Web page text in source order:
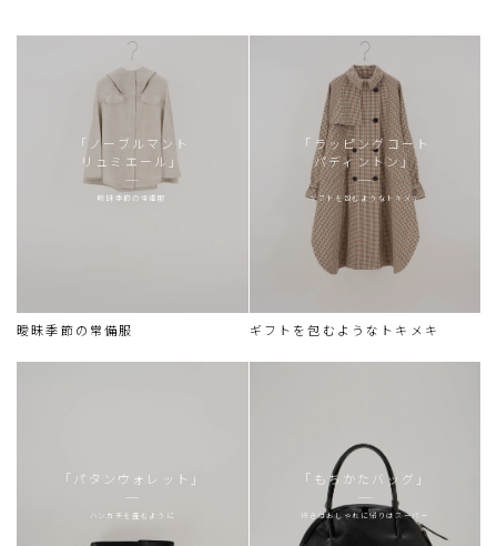
「ノーブルマント
リュミエール」
曖昧季節の常備服
曖昧季節の常備服
「ラッピングコート
パディントン」
ギフトを包むようなトキメキ
ギフトを包むようなトキメキ
「パタンウォレット」
ハンカチを畳むように
「もちかたバッグ」
行きはおしゃれに帰りはスーパー